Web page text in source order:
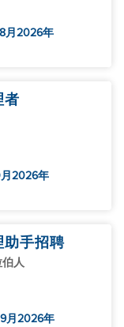
月2026年
者
2026年
助手招聘
人
月2026年